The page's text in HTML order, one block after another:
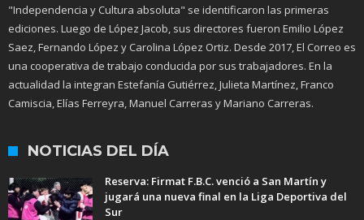
"Independencia y Cultura absoluta" se identificaron las primeras
ediciones. Luego de López Jacob, sus directores fueron Emilio López
Saez, Fernando López y Carolina López Ortiz. Desde 2017, El Correo es
una cooperativa de trabajo conducida por sus trabajadores. En la
actualidad la integran Estefanía Gutiérrez, Julieta Martínez, Franco
Camiscia, Elías Ferreyra, Manuel Carreras y Mariano Carreras.
NOTICIAS DEL DÍA
Reserva: Firmat F.B.C. venció a San Martín y
jugará una nueva final en la Liga Deportiva del
Sur